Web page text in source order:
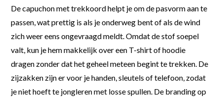
De capuchon met trekkoord helpt je om de pasvorm aan te
passen, wat prettig is als je onderweg bent of als de wind
zich weer eens ongevraagd meldt. Omdat de stof soepel
valt, kun je hem makkelijk over een T-shirt of hoodie
dragen zonder dat het geheel meteen begint te trekken. De
zijzakken zijn er voor je handen, sleutels of telefoon, zodat
je niet hoeft te jongleren met losse spullen. De branding op